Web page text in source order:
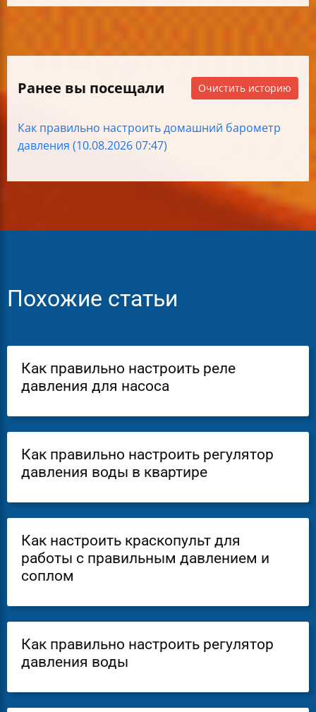
Ранее вы посещали Очистить историю
Как правильно настроить домашний барометр
давления (10.08.2026 07:47)
Похожие статьи
Как правильно настроить реле
давления для насоса
Как правильно настроить регулятор
давления воды в квартире
Как настроить краскопульт для
работы с правильным давлением и
соплом
Как правильно настроить регулятор
давления воды